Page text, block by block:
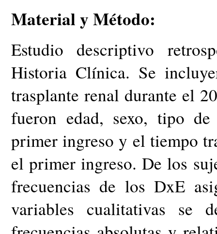
Material y Método:
Estudio descriptivo
Historia Clínica. Se
trasplante renal durante el
fueron edad, sexo, tipo
primer ingreso y el tiempo
el primer ingreso. De los
frecuencias de los DxE
variables cualitativas se